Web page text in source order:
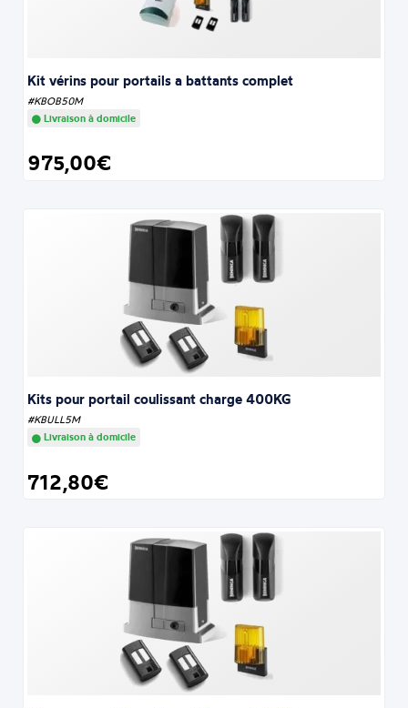
Kit vérins pour portails a battants complet
#KBOB50M
Livraison à domicile
975,00€
Kits pour portail coulissant charge 400KG
#KBULL5M
Livraison à domicile
712,80€